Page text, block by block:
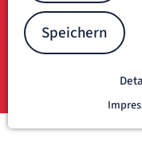
Ein modernes
flache Hierarchien
engagierte Ärzt:innen
Erfahrung. Gestalten
Patientenversorgung
Speichern
NOTWENDIGE COOKIES
Notwendige